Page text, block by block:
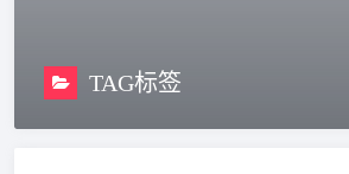
TAG标签